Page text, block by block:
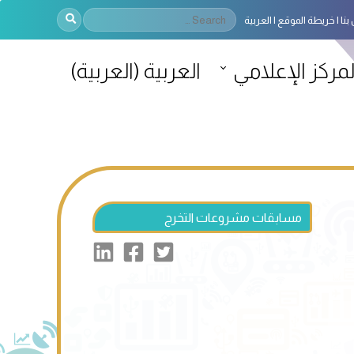
خريطة الموقع العربية
الإعلامي العربية (العربية)
مسابقات مشروعات التخرج